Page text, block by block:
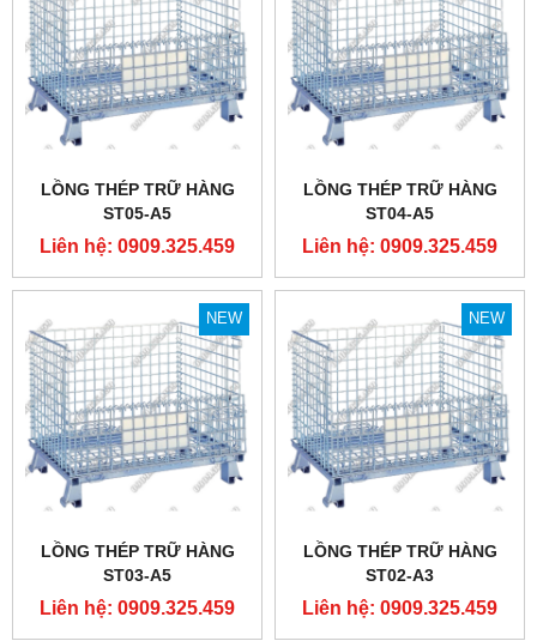
LỒNG THÉP TRỮ HÀNG
ST05-A5
Liên hệ: 0909.325.459
LỒNG THÉP TRỮ HÀNG
ST04-A5
Liên hệ: 0909.325.459
NEW
LỒNG THÉP TRỮ HÀNG
ST03-A5
Liên hệ: 0909.325.459
NEW
LỒNG THÉP TRỮ HÀNG
ST02-A3
Liên hệ: 0909.325.459